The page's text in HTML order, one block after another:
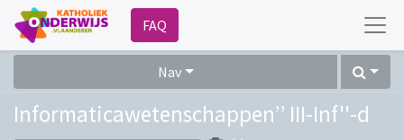
FAQ
Nav
Informaticawetenschappen’’ III-Inf''-d